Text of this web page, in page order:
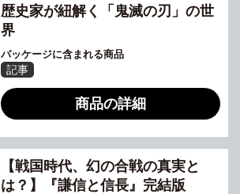
歴史家が紐解く「鬼滅の刃」の世
界
パッケージに含まれる商品
記事
商品の詳細
【戦国時代、幻の合戦の真実と
は？】『謙信と信長』完結版